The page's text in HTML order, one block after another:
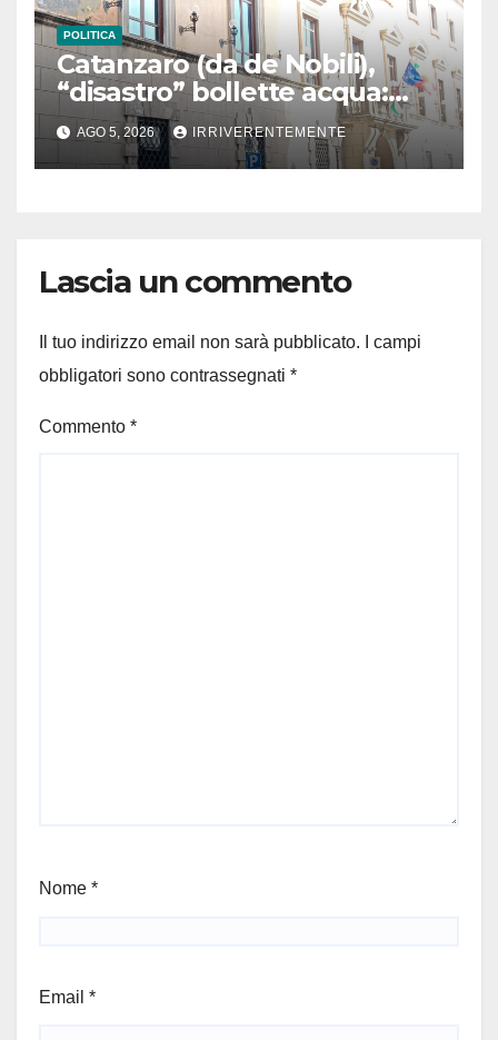
POLITICA
Catanzaro (da de Nobili),
“disastro” bollette acqua:
Consiglio proroga termini per
pagare
AGO 5, 2026 IRRIVERENTEMENTE
Lascia un commento
Il tuo indirizzo email non sarà pubblicato.
I campi
obbligatori sono contrassegnati *
Commento *
Nome *
Email *